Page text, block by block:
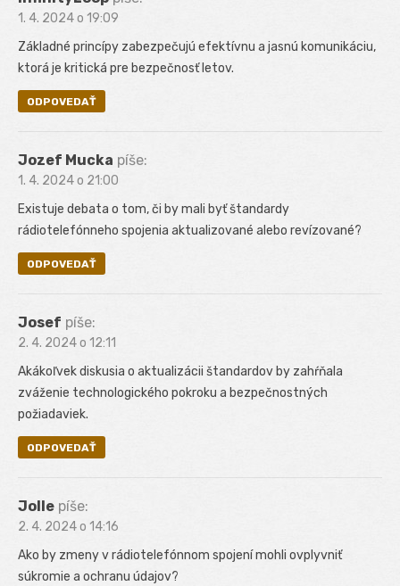
1. 4. 2024 o 19:09
Základné princípy zabezpečujú efektívnu a jasnú komunikáciu,
ktorá je kritická pre bezpečnosť letov.
ODPOVEDAŤ
Jozef Mucka píše:
1. 4. 2024 o 21:00
Existuje debata o tom, či by mali byť štandardy
rádiotelefónneho spojenia aktualizované alebo revízované?
ODPOVEDAŤ
Josef píše:
2. 4. 2024 o 12:11
Akákoľvek diskusia o aktualizácii štandardov by zahŕňala
zváženie technologického pokroku a bezpečnostných
požiadaviek.
ODPOVEDAŤ
Jolle píše:
2. 4. 2024 o 14:16
Ako by zmeny v rádiotelefónnom spojení mohli ovplyvniť
súkromie a ochranu údajov?